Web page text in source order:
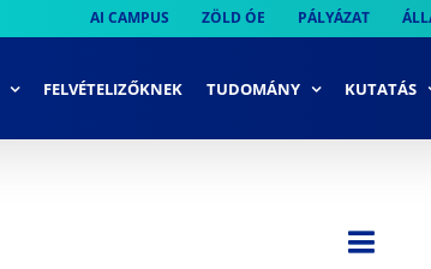
AI CAMPUS ZÖLD ÓE PÁLYÁZAT
FELVÉTELIZŐKNEK TUDOMÁNY KUTATÁS
Nap